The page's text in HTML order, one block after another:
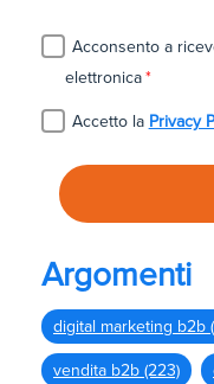
Acconsento a
elettronica*
Accetto la Privacy
Argomenti
digital marketing b2b
vendita b2b (223)